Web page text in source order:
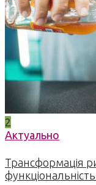
2
Актуально
Трансформація